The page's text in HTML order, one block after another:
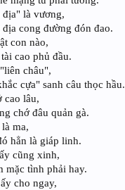
địa" là vương,
cong đường đón đao.
con nào,
cao phủ đầu.
châu",
cựa" sanh câu thọc hầu.
cao lâu,
chớ đâu quản gà.
ma,
hẳn là giáp linh.
cũng xinh,
mặc tình phải hay.
cho ngay,